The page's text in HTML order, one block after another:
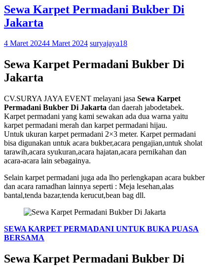
Sewa Karpet Permadani Bukber Di
Jakarta
4 Maret 20244 Maret 2024 suryajaya18
Sewa Karpet Permadani Bukber Di
Jakarta
CV.SURYA JAYA EVENT melayani jasa Sewa Karpet
Permadani Bukber Di Jakarta dan daerah jabodetabek.
Karpet permadani yang kami sewakan ada dua warna yaitu
karpet permadani merah dan karpet permadani hijau.
Untuk ukuran karpet permadani 2×3 meter. Karpet permadani
bisa digunakan untuk acara bukber,acara pengajian,untuk sholat
tarawih,acara syukuran,acara hajatan,acara pernikahan dan
acara-acara lain sebagainya.
Selain karpet permadani juga ada lho perlengkapan acara bukber
dan acara ramadhan lainnya seperti : Meja lesehan,alas
bantal,tenda bazar,tenda kerucut,bean bag dll.
SEWA KARPET PERMADANI UNTUK BUKA PUASA
BERSAMA
Sewa Karpet Permadani Bukber Di